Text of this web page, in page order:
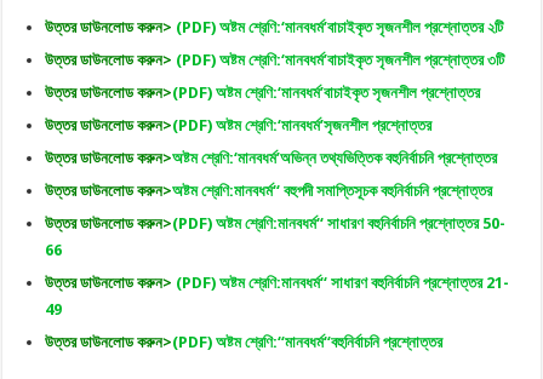
উত্তর ডাউনলোড করুন> (PDF) অষ্টম শ্রেণি:‘মানবধর্ম’বাচাইকৃত সৃজনশীল প্রশ্নোত্তর ২টি
উত্তর ডাউনলোড করুন> (PDF) অষ্টম শ্রেণি:‘মানবধর্ম’বাচাইকৃত সৃজনশীল প্রশ্নোত্তর ৩টি
উত্তর ডাউনলোড করুন>(PDF) অষ্টম শ্রেণি:‘মানবধর্ম’বাচাইকৃত সৃজনশীল প্রশ্নোত্তর
উত্তর ডাউনলোড করুন>(PDF) অষ্টম শ্রেণি:‘মানবধর্ম’সৃজনশীল প্রশ্নোত্তর
উত্তর ডাউনলোড করুন>অষ্টম শ্রেণি:‘মানবধর্ম’অভিন্ন তথ্যভিত্তিক বহুনির্বাচনি প্রশ্নোত্তর
উত্তর ডাউনলোড করুন>অষ্টম শ্রেণি:মানবধর্ম‘‘ বহুপদী সমাপ্তিসূচক বহুনির্বাচনি প্রশ্নোত্তর
উত্তর ডাউনলোড করুন>(PDF) অষ্টম শ্রেণি:মানবধর্ম‘‘ সাধারণ বহুনির্বাচনি প্রশ্নোত্তর 50-
66
উত্তর ডাউনলোড করুন> (PDF) অষ্টম শ্রেণি:মানবধর্ম‘‘ সাধারণ বহুনির্বাচনি প্রশ্নোত্তর 21-
49
উত্তর ডাউনলোড করুন>(PDF) অষ্টম শ্রেণি:“মানবধর্ম“বহুনির্বাচনি প্রশ্নোত্তর